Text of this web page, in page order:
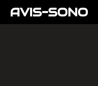
AllerAVIS-SONO